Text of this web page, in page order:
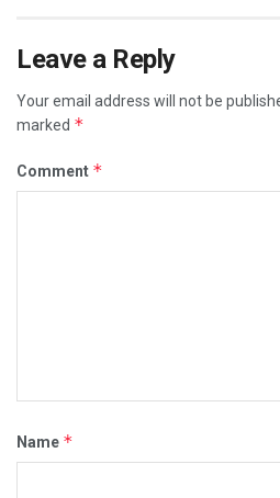
Leave a Reply
Your email address will not be
marked *
Comment *
Name *